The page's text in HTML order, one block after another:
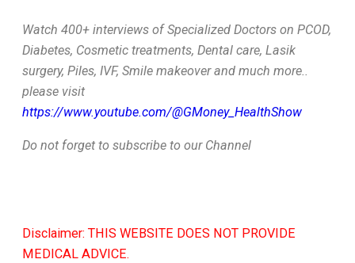
Watch 400+ interviews of Specialized Doctors on PCOD,
Diabetes, Cosmetic treatments, Dental care, Lasik
surgery, Piles, IVF, Smile makeover and much more..
please visit
https://www.youtube.com/@GMoney_HealthShow
Do not forget to subscribe to our Channel
Disclaimer: THIS WEBSITE DOES NOT PROVIDE
MEDICAL ADVICE.